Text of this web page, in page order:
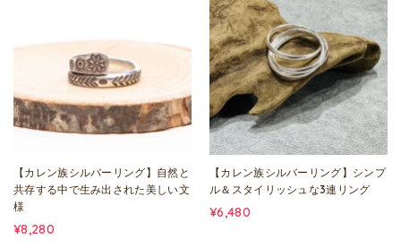
【カレン族シルバーリング】自然と
共存する中で生み出された美しい文
様
¥8,280
【カレン族シルバーリング】シンプ
ル＆スタイリッシュな3連リング
¥6,480